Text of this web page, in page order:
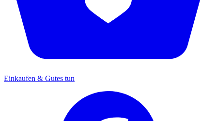
Einkaufen & Gutes tun